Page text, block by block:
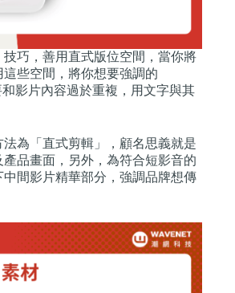
巧，善用直式版位空間，當你將
些空間，將你想要強調的
影片內容過於重複，用文字與其
法為「直式剪輯」，顧名思義就是
品畫面，另外，為符合短影音的
間影片精華部分，強調品牌想傳